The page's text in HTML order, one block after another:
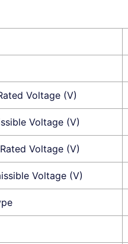
Voltage (V)
Voltage (V)
Voltage (V)
Voltage (V)